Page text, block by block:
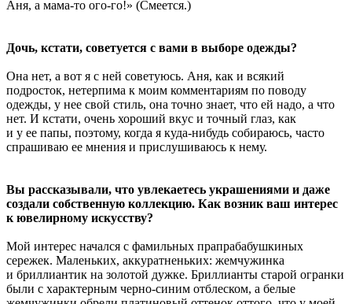
Аня, а мама-то ого-го!» (Смеется.)
Дочь, кстати, советуется с вами в выборе одежды?
Она нет, а вот я с ней советуюсь. Аня, как и всякий
подросток, нетерпима к моим комментариям по поводу
одежды, у нее свой стиль, она точно знает, что ей надо, а что
нет. И кстати, очень хороший вкус и точный глаз, как
и у ее папы, поэтому, когда я куда-нибудь собираюсь, часто
спрашиваю ее мнения и прислушиваюсь к нему.
Вы рассказывали, что увлекаетесь украшениями и даже
создали собственную коллекцию. Как возник ваш интерес
к ювелирному искусству?
Мой интерес начался с фамильных прапрабабушкиных
сережек. Маленьких, аккуратненьких: жемчужинка
и бриллиантик на золотой дужке. Бриллианты старой огранки
были с характерным черно-синим отблеском, а белые